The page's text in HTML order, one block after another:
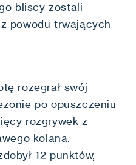
bliscy zostali
powodu trwających
rozegrał swój
po opuszczeniu
rozgrywek z
kolana.
12 punktów,